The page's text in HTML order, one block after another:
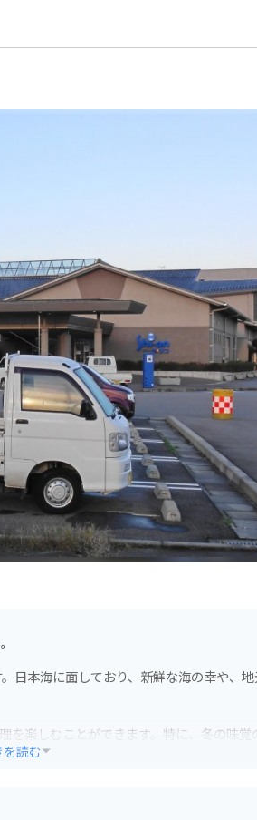
日本海に面しており、新鮮な海の幸や、
を楽しむことができます。特に、冬の味
を読む